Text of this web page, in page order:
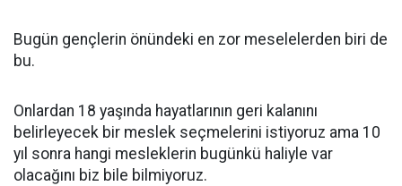
Bugün gençlerin önündeki en zor meselelerden biri de
bu.
Onlardan 18 yaşında hayatlarının geri kalanını
belirleyecek bir meslek seçmelerini istiyoruz ama 10
yıl sonra hangi mesleklerin bugünkü haliyle var
olacağını biz bile bilmiyoruz.